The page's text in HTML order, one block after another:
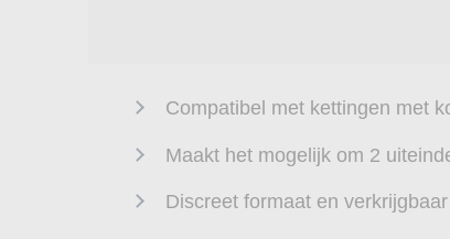
Compatibel met kettingen met
Maakt het mogelijk om 2
Discreet formaat en